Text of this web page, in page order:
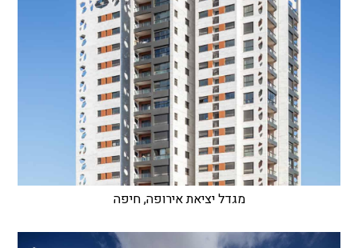
מגדל יציאת אירופה, חיפה